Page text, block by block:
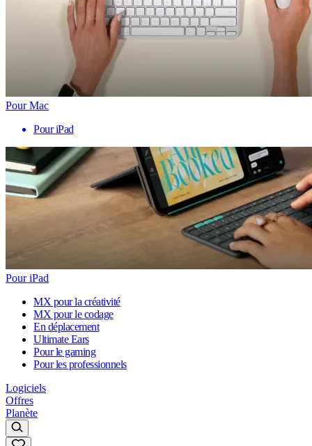
Pour Mac
Pour iPad
Pour iPad
MX pour la créativité
MX pour le codage
En déplacement
Ultimate Ears
Pour le gaming
Pour les professionnels
Logiciels
Offres
Planète